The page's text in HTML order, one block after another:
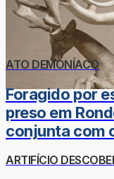
ATO DEMONÍACO
Foragido por
preso em
conjunta com
ARTIFÍCIO